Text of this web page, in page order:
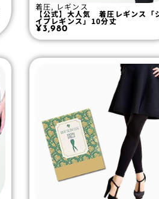
着圧, レギンス
【公式】大人気 着圧レギンス「
イプレギンス」10分丈
¥3,980